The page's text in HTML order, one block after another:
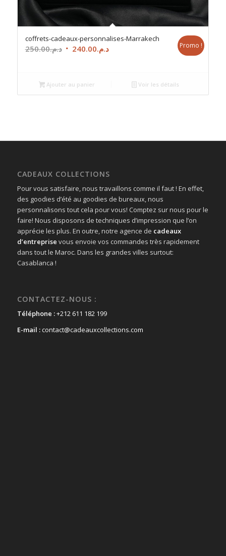
coffrets-cadeaux-personnalises-Marrakech
د.م.250.00
Le
était :
د.م.250.00.
د.م.240.00
Le
د.م.240.00.
Promo !
Ajouter au panier Voir les détails
CADEAUX COLLECTIONS
Pour vous satisfaire, nous travaillons comme il faut ! En effet,
des goodies d’été au goodies de bureaux, nous
personnalisons tout cela pour vous! Comptez sur nous pour le
faire! Nous disposons de techniques d’impression que l’on
apprécie les plus. En outre, notre agence de cadeaux
d’entreprise vous envoie vos commandes très rapidement
dans tout le Maroc. Dans les grandes villes surtout:
Casablanca !
CONTACTEZ-NOUS :
Téléphone :+212 611 182 199
E-mail :contact@cadeauxcollections.com